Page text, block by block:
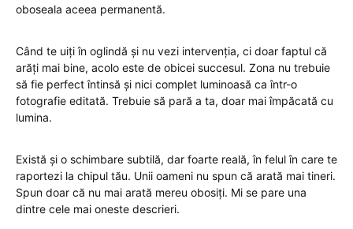
oboseala aceea permanentă.
Când te uiți în oglindă și nu vezi intervenția, ci doar faptul că
arăți mai bine, acolo este de obicei succesul. Zona nu trebuie
să fie perfect întinsă și nici complet luminoasă ca într-o
fotografie editată. Trebuie să pară a ta, doar mai împăcată cu
lumina.
Există și o schimbare subtilă, dar foarte reală, în felul în care te
raportezi la chipul tău. Unii oameni nu spun că arată mai tineri.
Spun doar că nu mai arată mereu obosiți. Mi se pare una
dintre cele mai oneste descrieri.